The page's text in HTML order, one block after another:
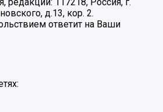
д.13, кор. 2.
ответит на Ваши